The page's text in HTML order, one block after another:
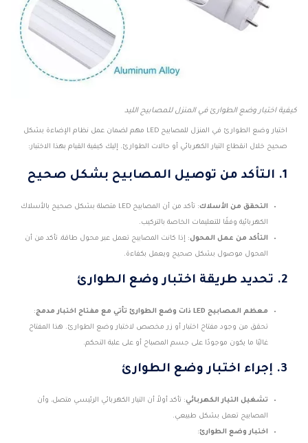
كيفية اختبار وضع الطوارئ في المنزل للمصابيح الليد
اختبار وضع الطوارئ في المنزل للمصابيح LED مهم لضمان عمل نظام الإضاءة بشكل
صحيح خلال انقطاع التيار الكهربائي أو حالات الطوارئ. إليك كيفية القيام بهذا الاختبار:
1. التأكد من توصيل المصابيح بشكل صحيح
التحقق من الأسلاك : تأكد من أن المصابيح LED متصلة بشكل صحيح بالأسلاك
الكهربائية وفقًا للتعليمات الخاصة بالتركيب.
التأكد من عمل المحول: إذا كانت المصابيح تعمل عبر محول طاقة، تأكد من أن
المحول موصول بشكل صحيح ويعمل بكفاءة.
2. تحديد طريقة اختبار وضع الطوارئ
معظم المصابيح LED ذات وضع الطوارئ تأتي مع مفتاح اختبار مدمج :
تحقق من وجود مفتاح اختبار أو زر مخصص لاختبار وضع الطوارئ. هذا المفتاح
غالبًا ما يكون موجودًا على جسم المصباح أو على علبة التحكم.
3. إجراء اختبار وضع الطوارئ
تشغيل التيار الكهربائي: تأكد أولاً أن التيار الكهربائي الرئيسي متصل، وأن
المصابيح تعمل بشكل طبيعي.
اختبار وضع الطوارئ: